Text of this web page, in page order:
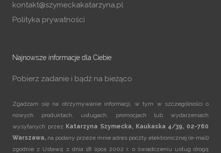
kontakt@szymeckakatarzyna.pl
Polityka prywatności
Najnowsze informacje dla Ciebie
Pobierz zadanie i bądź na bieżąco
Zgadzam się na otrzymywanie informacji, w tym w szczególności o
nowych produktach, usługach, promocjach lub wydarzeniach
wysyłanych przez Katarzyna Szymecka, Kaukaska 4/39, 02-760
Warszawa, na podany przeze mnie adres poczty elektronicznej (e-mail)
zgodnie z Ustawą z dnia 18 lipca 2002 r. o świadczeniu usług drogą